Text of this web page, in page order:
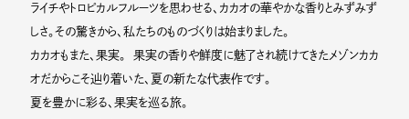
ライチやトロピカルフルーツを思わせる、カカオの華やかな香りとみずみず
しさ。その驚きから、私たちのものづくりは始まりました。
カカオもまた、果実。 果実の香りや鮮度に魅了され続けてきたメゾンカカ
オだからこそ辿り着いた、夏の新たな代表作です。
夏を豊かに彩る、果実を巡る旅。